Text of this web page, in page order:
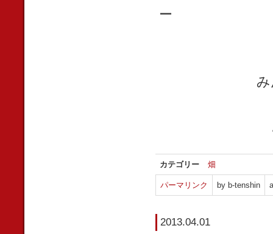
ー
カテゴリー 畑
パーマリンク by b-tenshin
2013.04.01